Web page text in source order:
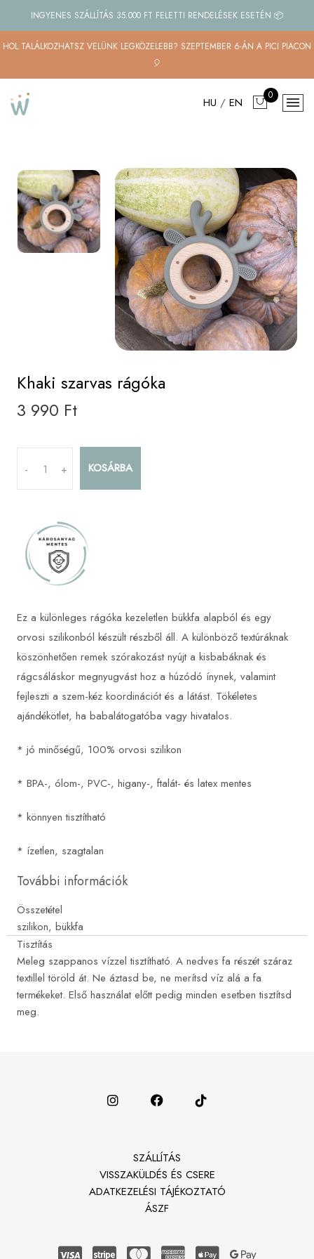
INGYENES SZÁLLÍTÁS 35.000 FT FELETTI RENDELÉSEK ESETÉN 📦
HOL TALÁLKOZHATSZ VELÜNK LEGKÖZELEBB? SZEPTEMBER 6-ÁN A PICI PIACON
🎈
HU / EN 0
Khaki szarvas rágóka
3 990 Ft
- + KOSÁRBA
Ez a különleges rágóka kezeletlen bükkfa alapból és egy
orvosi szilikonból készült részből áll. A különböző textúráknak
köszönhetően remek szórakozást nyújt a kisbabáknak és
rágcsáláskor megnyugvást hoz a húzódó ínynek, valamint
fejleszti a szem-kéz koordinációt és a látást. Tökéletes
ajándékötlet, ha babalátogatóba vagy hivatalos.
* jó minőségű, 100% orvosi szilikon
* BPA-, ólom-, PVC-, higany-, ftalát- és latex mentes
* könnyen tisztítható
* ízetlen, szagtalan
További információk
Összetétel
szilikon, bükkfa
Tisztítás
Meleg szappanos vízzel tisztítható. A nedves fa részét száraz
textillel töröld át. Ne áztasd be, ne merítsd víz alá a fa
termékeket. Első használat előtt pedig minden esetben tisztítsd
meg.
SZÁLLÍTÁS
VISSZAKÜLDÉS ÉS CSERE
ADATKEZELÉSI TÁJÉKOZTATÓ
ÁSZF